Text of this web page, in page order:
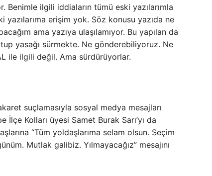
Benimle ilgili iddiaların tümü eski yazılarımla
yazılarıma erişim yok. Söz konusu yazıda ne
ama yazıya ulaşılamıyor. Bu yapılan da
yasağı sürmekte. Ne gönderebiliyoruz. Ne
ile ilgili değil. Ama sürdürüyorlar.
suçlamasıyla sosyal medya mesajları
Kolları üyesi Samet Burak Sarı’yı da
“Tüm yoldaşlarıma selam olsun. Seçim
Mutlak galibiz. Yılmayacağız” mesajını